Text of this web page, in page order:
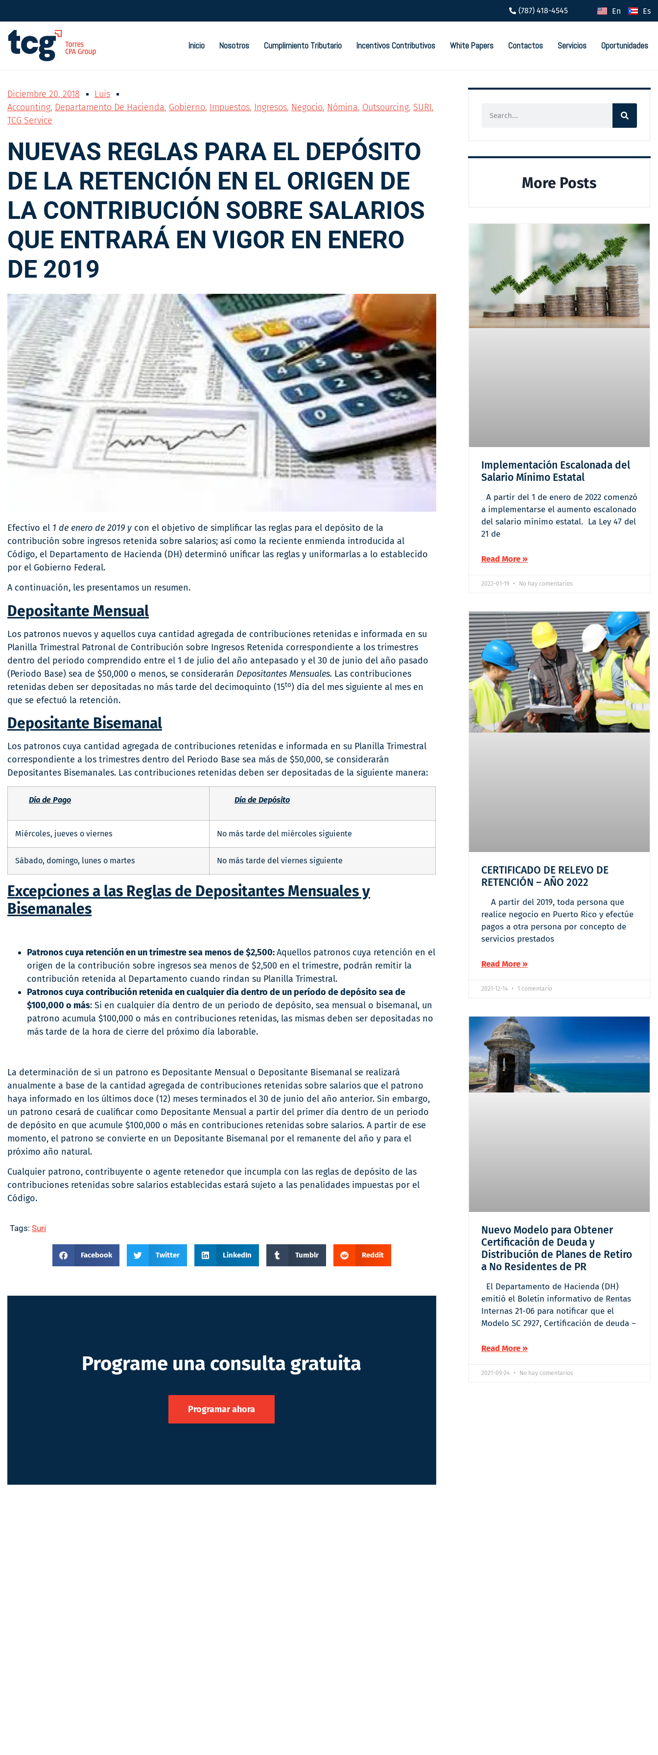
(787) 418-4545 En Es
Inicio Nosotros Cumplimiento Tributario Incentivos Contributivos White Papers Contactos Servicios Oportunidades
Diciembre 20, 2018
Luis
Accounting, Departamento De Hacienda, Gobierno, Impuestos, Ingresos, Negocio, Nómina, Outsourcing, SURI,
TCG Service
NUEVAS REGLAS PARA EL DEPÓSITO
DE LA RETENCIÓN EN EL ORIGEN DE
LA CONTRIBUCIÓN SOBRE SALARIOS
QUE ENTRARÁ EN VIGOR EN ENERO
DE 2019
Efectivo el 1 de enero de 2019 y con el objetivo de simplificar las reglas para el depósito de la
contribución sobre ingresos retenida sobre salarios; así como la reciente enmienda introducida al
Código, el Departamento de Hacienda (DH) determinó unificar las reglas y uniformarlas a lo establecido
por el Gobierno Federal.
A continuación, les presentamos un resumen.
Depositante Mensual
Los patronos nuevos y aquellos cuya cantidad agregada de contribuciones retenidas e informada en su
Planilla Trimestral Patronal de Contribución sobre Ingresos Retenida correspondiente a los trimestres
dentro del periodo comprendido entre el 1 de julio del año antepasado y el 30 de junio del año pasado
(Periodo Base) sea de $50,000 o menos, se considerarán Depositantes Mensuales. Las contribuciones
retenidas deben ser depositadas no más tarde del decimoquinto (15to) día del mes siguiente al mes en
que se efectuó la retención.
Depositante Bisemanal
Los patronos cuya cantidad agregada de contribuciones retenidas e informada en su Planilla Trimestral
correspondiente a los trimestres dentro del Periodo Base sea más de $50,000, se considerarán
Depositantes Bisemanales. Las contribuciones retenidas deben ser depositadas de la siguiente manera:
Día de Pago Día de Depósito
Miércoles, jueves o viernes No más tarde del miércoles siguiente
Sábado, domingo, lunes o martes No más tarde del viernes siguiente
Excepciones a las Reglas de Depositantes Mensuales y
Bisemanales
Patronos cuya retención en un trimestre sea menos de $2,500:Aquellos patronos cuya retención en el
origen de la contribución sobre ingresos sea menos de $2,500 en el trimestre, podrán remitir la
contribución retenida al Departamento cuando rindan su Planilla Trimestral.
Patronos cuya contribución retenida en cualquier día dentro de un período de depósito sea de
$100,000 o más: Si en cualquier día dentro de un periodo de depósito, sea mensual o bisemanal, un
patrono acumula $100,000 o más en contribuciones retenidas, las mismas deben ser depositadas no
más tarde de la hora de cierre del próximo día laborable.
La determinación de si un patrono es Depositante Mensual o Depositante Bisemanal se realizará
anualmente a base de la cantidad agregada de contribuciones retenidas sobre salarios que el patrono
haya informado en los últimos doce (12) meses terminados el 30 de junio del año anterior. Sin embargo,
un patrono cesará de cualificar como Depositante Mensual a partir del primer día dentro de un periodo
de depósito en que acumule $100,000 o más en contribuciones retenidas sobre salarios. A partir de ese
momento, el patrono se convierte en un Depositante Bisemanal por el remanente del año y para el
próximo año natural.
Cualquier patrono, contribuyente o agente retenedor que incumpla con las reglas de depósito de las
contribuciones retenidas sobre salarios establecidas estará sujeto a las penalidades impuestas por el
Código.
Tags: Suri
Facebook Twitter LinkedIn Tumblr Reddit
Programe una consulta gratuita
Programar ahora
More Posts
Implementación Escalonada del
Salario Mínimo Estatal
A partir del 1 de enero de 2022 comenzó
a implementarse el aumento escalonado
del salario mínimo estatal. La Ley 47 del
21 de
Read More »
2022-01-19 No hay comentarios
CERTIFICADO DE RELEVO DE
RETENCIÓN – AÑO 2022
A partir del 2019, toda persona que
realice negocio en Puerto Rico y efectúe
pagos a otra persona por concepto de
servicios prestados
Read More »
2021-12-14 1 comentario
Nuevo Modelo para Obtener
Certificación de Deuda y
Distribución de Planes de Retiro
a No Residentes de PR
El Departamento de Hacienda (DH)
emitió el Boletín informativo de Rentas
Internas 21-06 para notificar que el
Modelo SC 2927, Certificación de deuda –
Read More »
2021-09-24 No hay comentarios